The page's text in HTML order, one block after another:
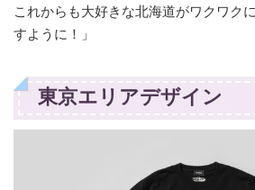
これからも大好きな北海道がワクワク
すように！」
東京エリアデザイン